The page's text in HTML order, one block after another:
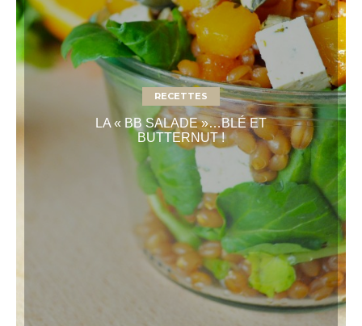
RECETTES
LA « BB SALADE »…BLÉ ET
BUTTERNUT !